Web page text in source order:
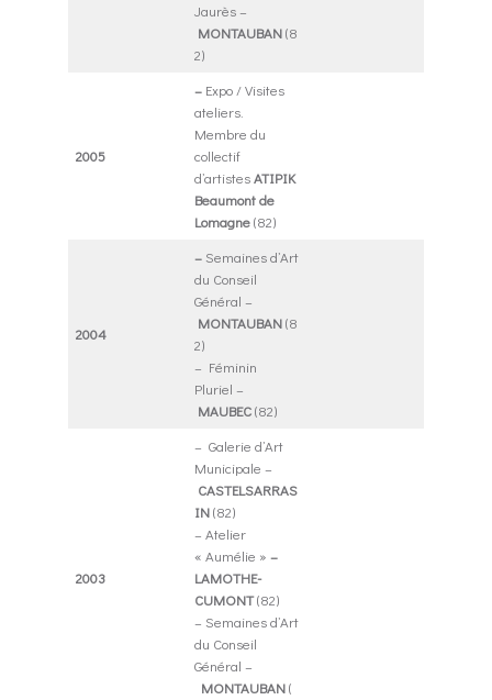
Jaurès –
MONTAUBAN(8
2)
2005
– Expo / Visites
ateliers.
Membre du
collectif
d’artistesATIPIK
Beaumont de
Lomagne(82)
2004
– Semaines d’Art
du Conseil
Général –
MONTAUBAN(8
2)
– Féminin
Pluriel –
MAUBEC(82)
2003
– Galerie d’Art
Municipale –
CASTELSARRAS
IN(82)
– Atelier
« Aumélie » –
LAMOTHE-
CUMONT(82)
– Semaines d’Art
du Conseil
Général –
MONTAUBAN(